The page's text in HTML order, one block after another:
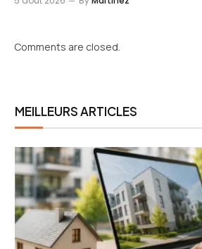
Comments are closed.
MEILLEURS ARTICLES